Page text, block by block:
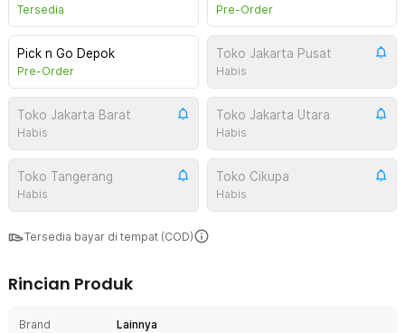
Tersedia Pre-Order
Pick n Go Depok
Pre-Order
Toko Jakarta Pusat
Habis
Toko Jakarta Barat
Habis
Toko Jakarta Utara
Habis
Toko Tangerang
Habis
Toko Cikupa
Habis
Tersedia bayar di tempat (COD)
Rincian Produk
Brand
Lainnya